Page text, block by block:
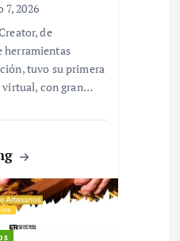
7, 2026
de
herramientas
tuvo su primera
virtual, con gran…